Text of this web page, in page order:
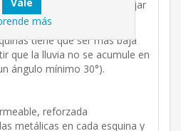
tensar y a continuación fijar
o árboles.
tiene que ser más baja
que la lluvia no se acumule en
ángulo mínimo 30°).
reforzada
metálicas en cada esquina y
más